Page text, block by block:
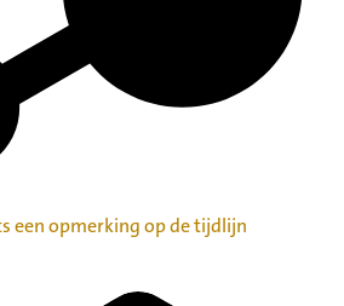
een opmerking op de tijdlijn